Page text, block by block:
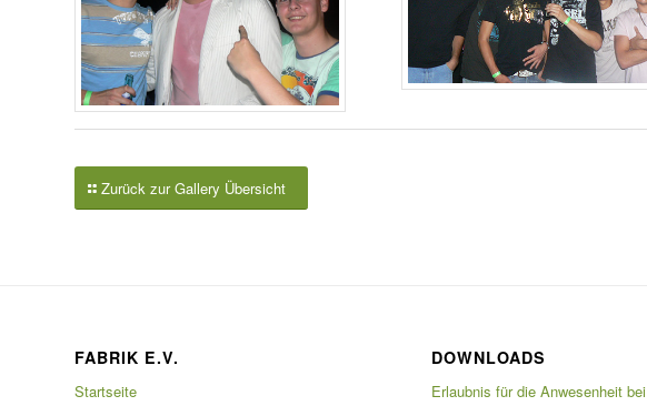
Zurück zur Gallery Übersicht
FABRIK E.V.
Startseite
DOWNLOADS
Erlaubnis für die Anwesenheit bei